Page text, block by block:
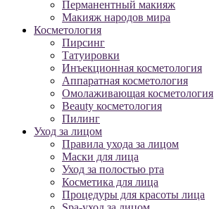
Перманентный макияж
Макияж народов мира
Косметология
Пирсинг
Татуировки
Инъекционная косметология
Аппаратная косметология
Омолаживающая косметология
Beauty косметология
Пилинг
Уход за лицом
Правила ухода за лицом
Маски для лица
Уход за полостью рта
Косметика для лица
Процедуры для красоты лица